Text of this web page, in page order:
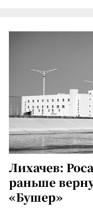
Лихачев:
раньше
«Бушер»